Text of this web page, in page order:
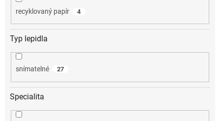
recyklovaný papír 4
Typ lepidla
snímatelné 27
Specialita